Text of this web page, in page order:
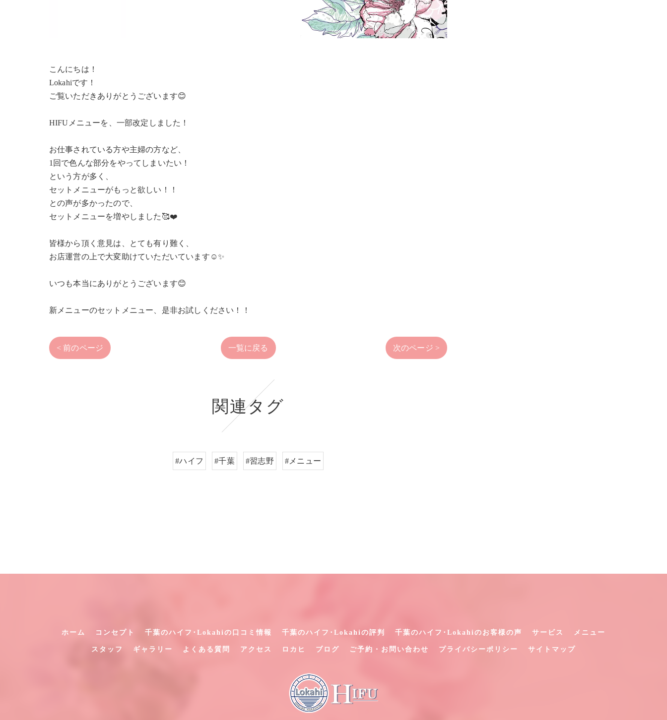
こんにちは！
Lokahiです！
ご覧いただきありがとうございます😊
HIFUメニューを、一部改定しました！
お仕事されている方や主婦の方など、
1回で色んな部分をやってしまいたい！
という方が多く、
セットメニューがもっと欲しい！！
との声が多かったので、
セットメニューを増やしました🥰❤️
皆様から頂く意見は、とても有り難く、
お店運営の上で大変助けていただいています☺️✨
いつも本当にありがとうございます😊
新メニューのセットメニュー、是非お試しください！！
< 前のページ 一覧に戻る 次のページ >
関連タグ
#ハイフ #千葉 #習志野 #メニュー
ホーム コンセプト 千葉のハイフ･Lokahiの口コミ情報 千葉のハイフ･Lokahiの評判 千葉のハイフ･Lokahiのお客様の声 サービス メニュー
スタッフ ギャラリー よくある質問 アクセス ロカヒ ブログ ご予約・お問い合わせ プライバシーポリシー サイトマップ